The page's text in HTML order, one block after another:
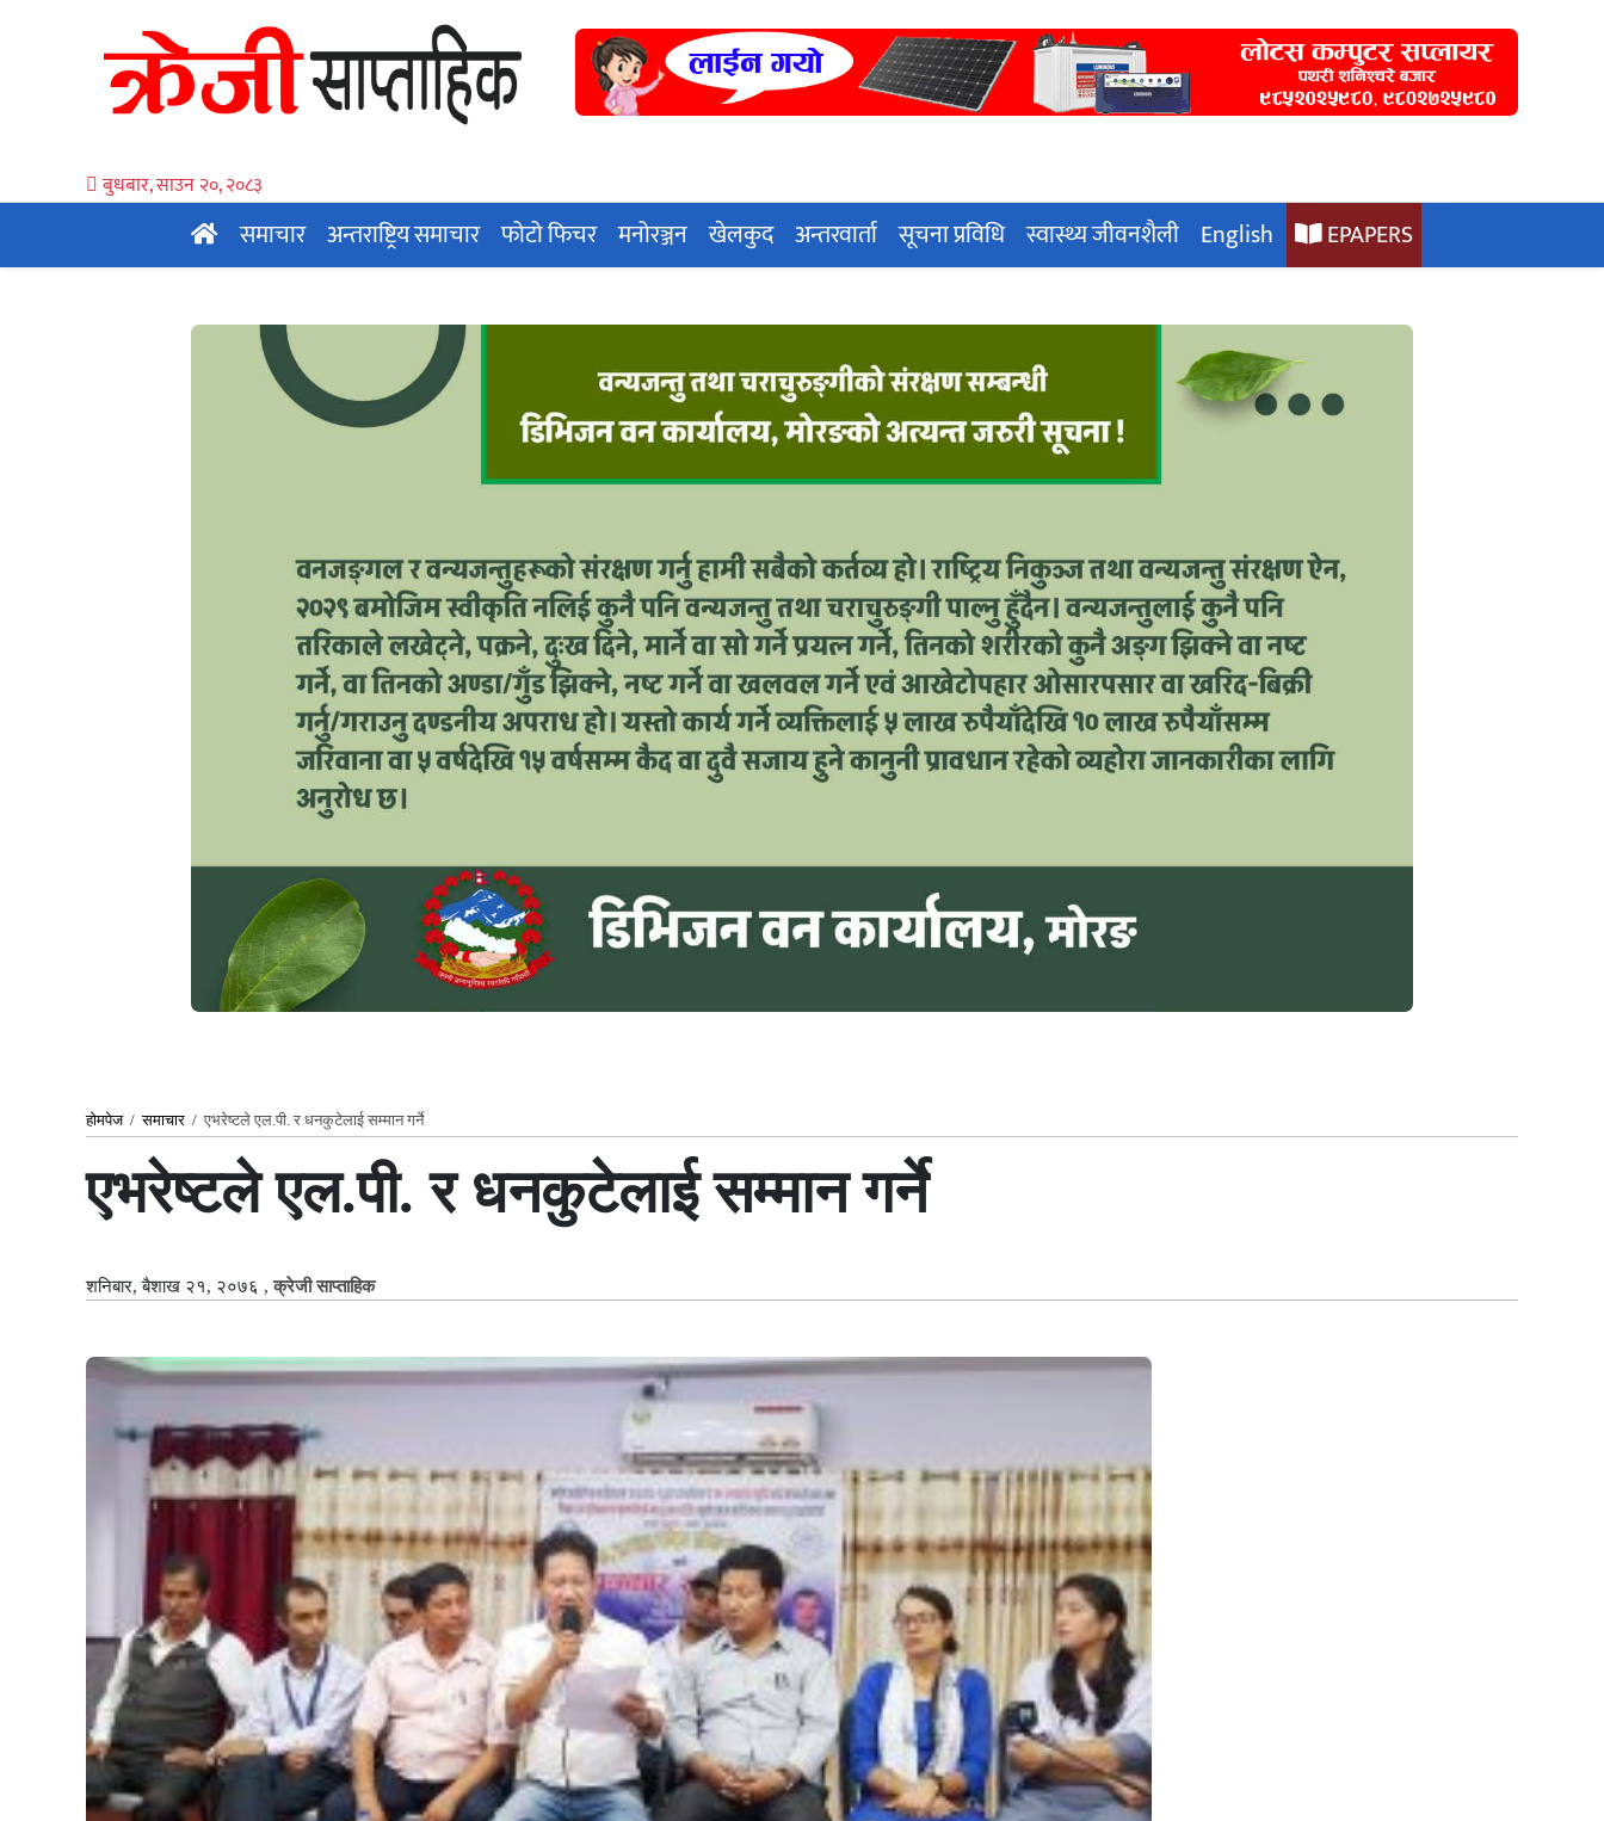
बुधबार, साउन २०, २०८३
समाचार अन्तराष्ट्रिय समाचार फोटो फिचर मनोरञ्जन खेलकुद अन्तरवार्ता सूचना प्रविधि स्वास्थ्य जीवनशैली English EPAPERS
होमपेज/समाचार / एभरेष्टले एल.पी. र धनकुटेलाई सम्मान गर्ने
एभरेष्टले एल.पी. र धनकुटेलाई सम्मान गर्ने
शनिबार, बैशाख २१, २०७६ ,क्रेजी साप्ताहिक